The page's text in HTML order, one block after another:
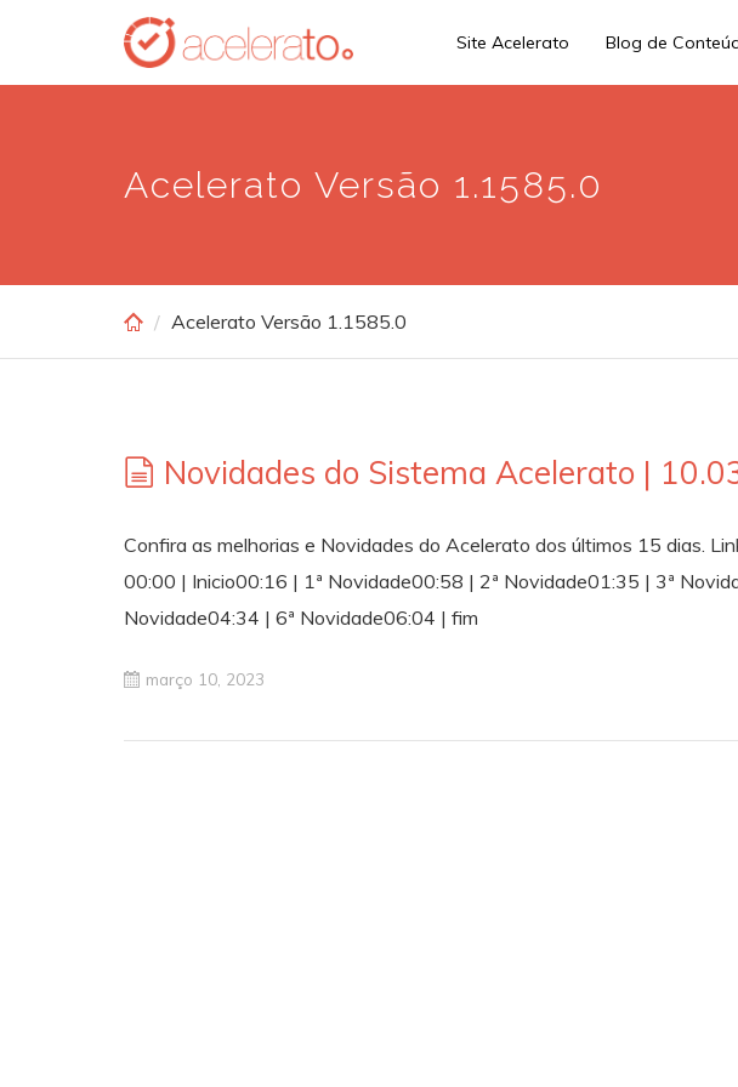
main
Site Acelerato Blog de
Acelerato Versão 1.1585.0
Acelerato Versão 1.1585.0
Novidades do Sistema Acelerato |
Confira as melhorias e Novidades do Acelerato dos últimos 15 dias.
00:00 | Inicio00:16 | 1ª Novidade00:58 | 2ª Novidade01:35 | 3ª
Novidade04:34 | 6ª Novidade06:04 | fim
março 10, 2023